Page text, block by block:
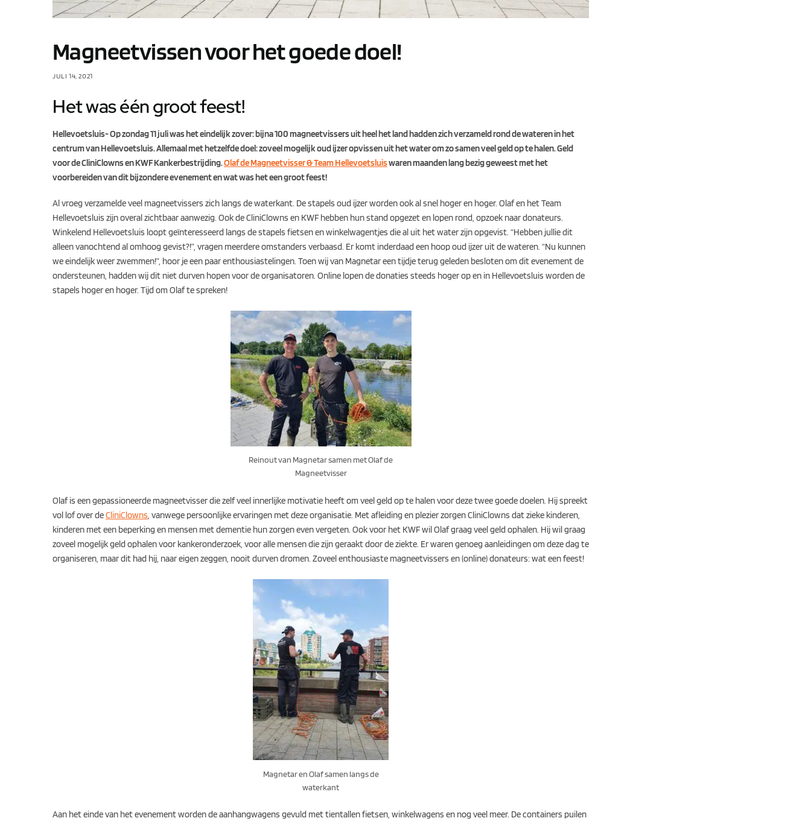
Magneetvissen voor het goede doel!
JULI 14, 2021
Het was één groot feest!
Hellevoetsluis- Op zondag 11 juli was het eindelijk zover: bijna 100 magneetvissers uit heel het land hadden zich verzameld rond de wateren in het
centrum van Hellevoetsluis. Allemaal met hetzelfde doel: zoveel mogelijk oud ijzer opvissen uit het water om zo samen veel geld op te halen. Geld
voor de CliniClowns en KWF Kankerbestrijding.Olaf de Magneetvisser & Team Hellevoetsluiswaren maanden lang bezig geweest met het
voorbereiden van dit bijzondere evenement en wat was het een groot feest!
Al vroeg verzamelde veel magneetvissers zich langs de waterkant. De stapels oud ijzer worden ook al snel hoger en hoger. Olaf en het Team
Hellevoetsluis zijn overal zichtbaar aanwezig. Ook de CliniClowns en KWF hebben hun stand opgezet en lopen rond, opzoek naar donateurs.
Winkelend Hellevoetsluis loopt geïnteresseerd langs de stapels fietsen en winkelwagentjes die al uit het water zijn opgevist. “Hebben jullie dit
alleen vanochtend al omhoog gevist?!”, vragen meerdere omstanders verbaasd. Er komt inderdaad een hoop oud ijzer uit de wateren. “Nu kunnen
we eindelijk weer zwemmen!”, hoor je een paar enthousiastelingen. Toen wij van Magnetar een tijdje terug geleden besloten om dit evenement de
ondersteunen, hadden wij dit niet durven hopen voor de organisatoren. Online lopen de donaties steeds hoger op en in Hellevoetsluis worden de
stapels hoger en hoger. Tijd om Olaf te spreken!
Reinout van Magnetar samen met Olaf de
Magneetvisser
Olaf is een gepassioneerde magneetvisser die zelf veel innerlijke motivatie heeft om veel geld op te halen voor deze twee goede doelen. Hij spreekt
vol lof over deCliniClowns, vanwege persoonlijke ervaringen met deze organisatie. Met afleiding en plezier zorgen CliniClowns dat zieke kinderen,
kinderen met een beperking en mensen met dementie hun zorgen even vergeten. Ook voor het KWF wil Olaf graag veel geld ophalen. Hij wil graag
zoveel mogelijk geld ophalen voor kankeronderzoek, voor alle mensen die zijn geraakt door de ziekte. Er waren genoeg aanleidingen om deze dag te
organiseren, maar dit had hij, naar eigen zeggen, nooit durven dromen. Zoveel enthousiaste magneetvissers en (online) donateurs: wat een feest!
Magnetar en Olaf samen langs de
waterkant
Aan het einde van het evenement worden de aanhangwagens gevuld met tientallen fietsen, winkelwagens en nog veel meer. De containers puilen